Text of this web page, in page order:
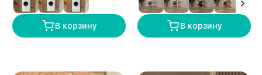
В корзину В корзину